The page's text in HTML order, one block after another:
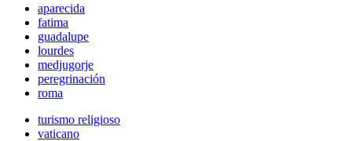
aparecida
fatima
guadalupe
lourdes
medjugorje
peregrinación
roma
turismo religioso
vaticano